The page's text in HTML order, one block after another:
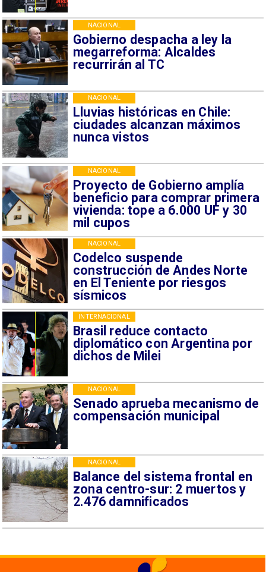
Gobierno despacha a ley la
megarreforma: Alcaldes
recurrirán al TC
NACIONAL
Lluvias históricas en Chile:
ciudades alcanzan máximos
nunca vistos
NACIONAL
Proyecto de Gobierno amplía
beneficio para comprar primera
vivienda: tope a 6.000 UF y 30
mil cupos
NACIONAL
Codelco suspende
construcción de Andes Norte
en El Teniente por riesgos
sísmicos
NACIONAL
Brasil reduce contacto
diplomático con Argentina por
dichos de Milei
INTERNACIONAL
Senado aprueba mecanismo de
compensación municipal
NACIONAL
Balance del sistema frontal en
zona centro-sur: 2 muertos y
2.476 damnificados
NACIONAL